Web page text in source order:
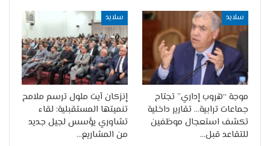
سلايد
موجة “هروب إداري” تجتاح
جماعات ترابية… تقارير داخلية
تكشف استعجال موظفين
للتقاعد قبل…
سلايد
إنزكان آيت ملول ترسم ملامح
تنميتها المستقبلية: لقاء
تشاوري يؤسس لجيل جديد
من المشاريع…